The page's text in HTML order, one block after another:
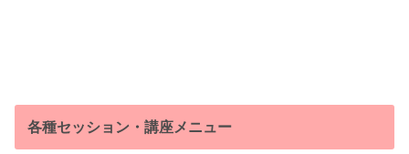
各種セッション・講座メニュー